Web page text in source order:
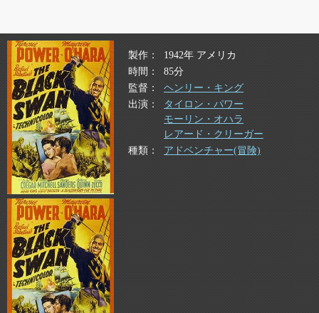
製作
1942年 アメリカ
時間
85分
監督
ヘンリー・キング
出演
タイロン・パワー
モーリン・オハラ
レアード・クリーガー
種類
アドベンチャー(冒険)